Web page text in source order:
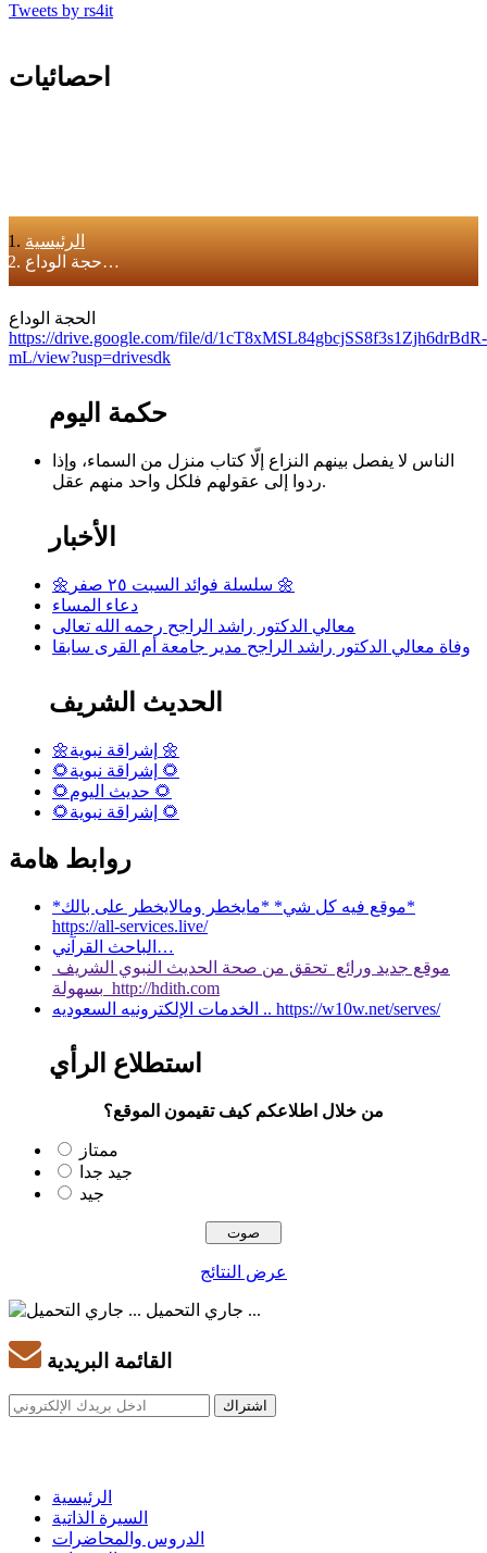
Tweets by rs4it
احصائيات
الرئيسية
حجة الوداع…
الحجة الوداع
https://drive.google.com/file/d/1cT8xMSL84gbcjSS8f3s1Zjh6drBdR-
mL/view?usp=drivesdk
حكمة اليوم
الناس لا يفصل بينهم النزاع إلّا كتاب منزل من السماء، وإذا
ردوا إلى عقولهم فلكل واحد منهم عقل.
الأخبار
🌼سلسلة فوائد السبت ٢٥ صفر 🌼
دعاء المساء
معالي الدكتور راشد الراجح رحمه الله تعالى
وفاة معالي الدكتور راشد الراجح مدير جامعة أم القرى سابقا
الحديث الشريف
🌼إشراقة نبوية 🌼
🌻إشراقة نبوية 🌻
🌻حديث اليوم 🌻
🌻إشراقة نبوية 🌻
روابط هامة
*موقع فيه كل شي* *مايخطر ومالايخطر على بالك*
https://all-services.live/
الباحث القرآني…
موقع جديد ورائع تحقق من صحة الحديث النبوي الشريف
بسهولة http://hdith.com
الخدمات الإلكترونيه السعوديه .. https://w10w.net/serves/
استطلاع الرأي
من خلال اطلاعكم كيف تقيمون الموقع؟
ممتاز
جيد جدا
جيد
عرض النتائج
جاري التحميل ...
القائمة البريدية
الرئيسية
السيرة الذاتية
الدروس والمحاضرات